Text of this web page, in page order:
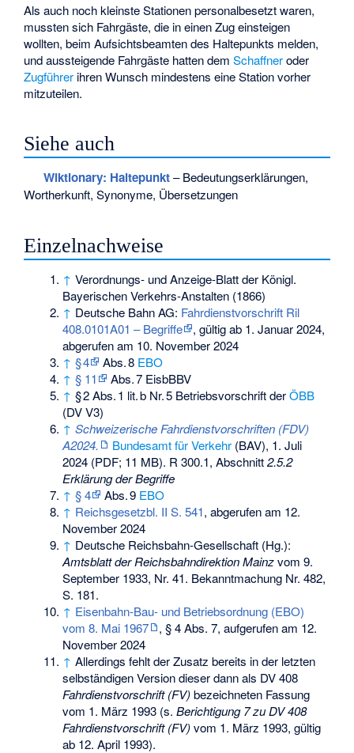
Als auch noch kleinste Stationen personalbesetzt waren,
mussten sich Fahrgäste, die in einen Zug einsteigen
wollten, beim Aufsichtsbeamten des Haltepunkts melden,
und aussteigende Fahrgäste hatten demSchaffneroder
Zugführer ihren Wunsch mindestens eine Station vorher
mitzuteilen.
Siehe auch
Wiktionary: Haltepunkt– Bedeutungserklärungen,
Wortherkunft, Synonyme, Übersetzungen
Einzelnachweise
↑ Verordnungs- und Anzeige-Blatt der Königl.
Bayerischen Verkehrs-Anstalten (1866)
↑ Deutsche Bahn AG: Fahrdienstvorschrift Ril
408.0101A01 – Begriffe
, gültig ab 1. Januar 2024,
abgerufen am 10. November 2024
↑ § 4 Abs. 8 EBO
↑ § 11 Abs. 7 EisbBBV
↑ § 2 Abs. 1 lit. b Nr. 5 Betriebsvorschrift derÖBB
(DV V3)
↑ Schweizerische Fahrdienstvorschriften (FDV)
A2024.
Bundesamt für Verkehr (BAV), 1. Juli
2024 (PDF; 11 MB). R 300.1, Abschnitt2.5.2
Erklärung der Begriffe
↑ § 4 Abs. 9 EBO
↑ Reichsgesetzbl. II S. 541, abgerufen am 12.
November 2024
↑ Deutsche Reichsbahn-Gesellschaft (Hg.):
Amtsblatt der Reichsbahndirektion Mainzvom 9.
September 1933, Nr. 41. Bekanntmachung Nr. 482,
S. 181.
↑ Eisenbahn-Bau- und Betriebsordnung (EBO)
vom 8. Mai 1967
, § 4 Abs. 7, aufgerufen am 12.
November 2024
↑ Allerdings fehlt der Zusatz bereits in der letzten
selbständigen Version dieser dann als DV 408
Fahrdienstvorschrift (FV)bezeichneten Fassung
vom 1. März 1993 (s.Berichtigung 7 zu DV 408
Fahrdienstvorschrift (FV)vom 1. März 1993, gültig
ab 12. April 1993).